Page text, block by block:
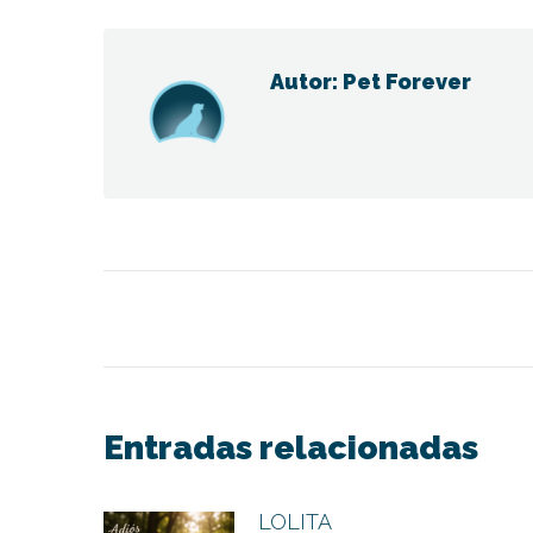
Autor: Pet Forever
entre
publicaciones
Entradas relacionadas
LOLITA